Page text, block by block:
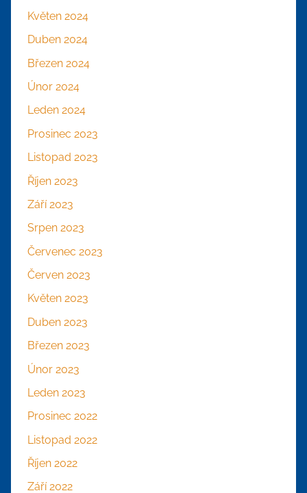
Květen 2024
Duben 2024
Březen 2024
Únor 2024
Leden 2024
Prosinec 2023
Listopad 2023
Říjen 2023
Září 2023
Srpen 2023
Červenec 2023
Červen 2023
Květen 2023
Duben 2023
Březen 2023
Únor 2023
Leden 2023
Prosinec 2022
Listopad 2022
Říjen 2022
Září 2022